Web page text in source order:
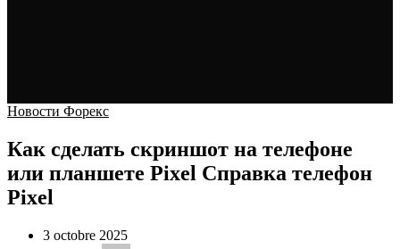
Новости Форекс
Как сделать скриншот на телефоне
или планшете Pixel Cправка телефон
Pixel
3 octobre 2025